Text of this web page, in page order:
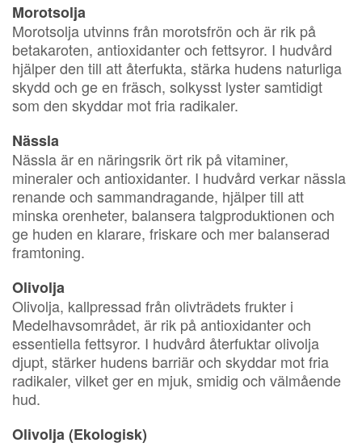
Morotsolja
Morotsolja utvinns från morotsfrön och är rik på
betakaroten, antioxidanter och fettsyror. I hudvård
hjälper den till att återfukta, stärka hudens naturliga
skydd och ge en fräsch, solkysst lyster samtidigt
som den skyddar mot fria radikaler.
Nässla
Nässla är en näringsrik ört rik på vitaminer,
mineraler och antioxidanter. I hudvård verkar nässla
renande och sammandragande, hjälper till att
minska orenheter, balansera talgproduktionen och
ge huden en klarare, friskare och mer balanserad
framtoning.
Olivolja
Olivolja, kallpressad från olivträdets frukter i
Medelhavsområdet, är rik på antioxidanter och
essentiella fettsyror. I hudvård återfuktar olivolja
djupt, stärker hudens barriär och skyddar mot fria
radikaler, vilket ger en mjuk, smidig och välmående
hud.
Olivolja (Ekologisk)